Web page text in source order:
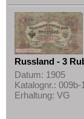
Russland - 3
Datum: 1905
Katalognr.: 009b-
Erhaltung: VG